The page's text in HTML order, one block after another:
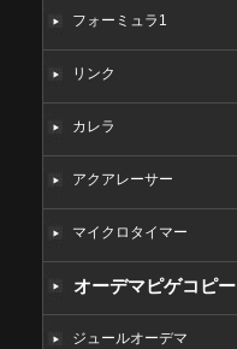
フォーミュラ1
リンク
カレラ
アクアレーサー
マイクロタイマー
オーデマピゲコピー
ジュールオーデマ